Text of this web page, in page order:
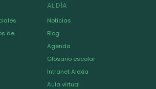
de
AL DÍA
Noticias
Blog
Agenda
Glosario escolar
Intranet Alexia
Aula virtual